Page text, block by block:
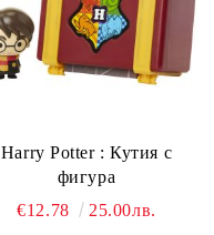
Harry Potter : Кутия с
фигура
€12.78
25.00лв.